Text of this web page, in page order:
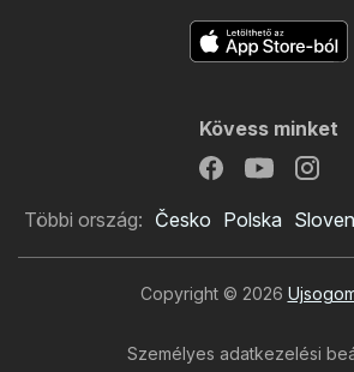
Kövess minket
Többi ország: Česko Polska
Copyright © 2026
Személyes adatkezelési